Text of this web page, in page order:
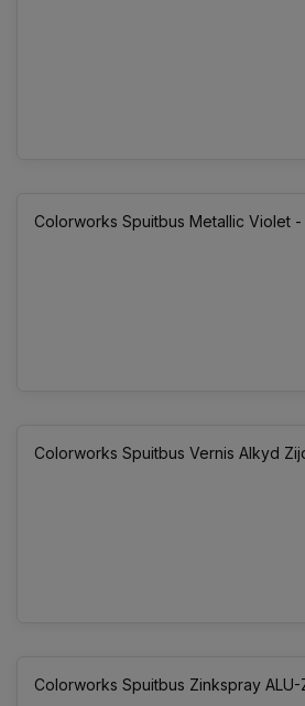
Colorworks Spuitbus Metallic Violet -
Colorworks Spuitbus Vernis Alkyd
Colorworks Spuitbus Zinkspray ALU-